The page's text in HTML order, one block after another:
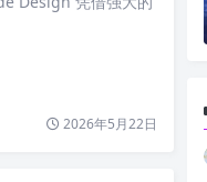
2026年5月22日